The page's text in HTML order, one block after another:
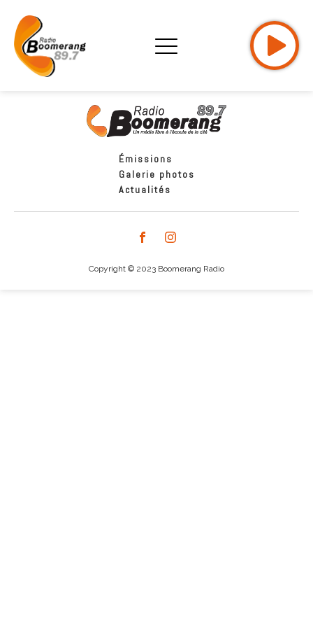
Émissions
Galerie photos
Actualités
Copyright © 2023 Boomerang Radio